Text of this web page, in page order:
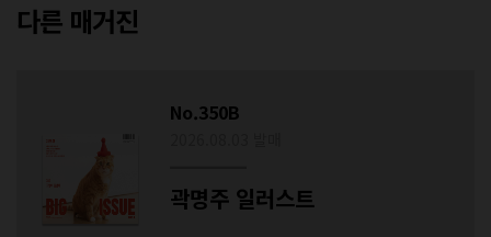
다른 매거진
No.350B
곽명주 일러스트